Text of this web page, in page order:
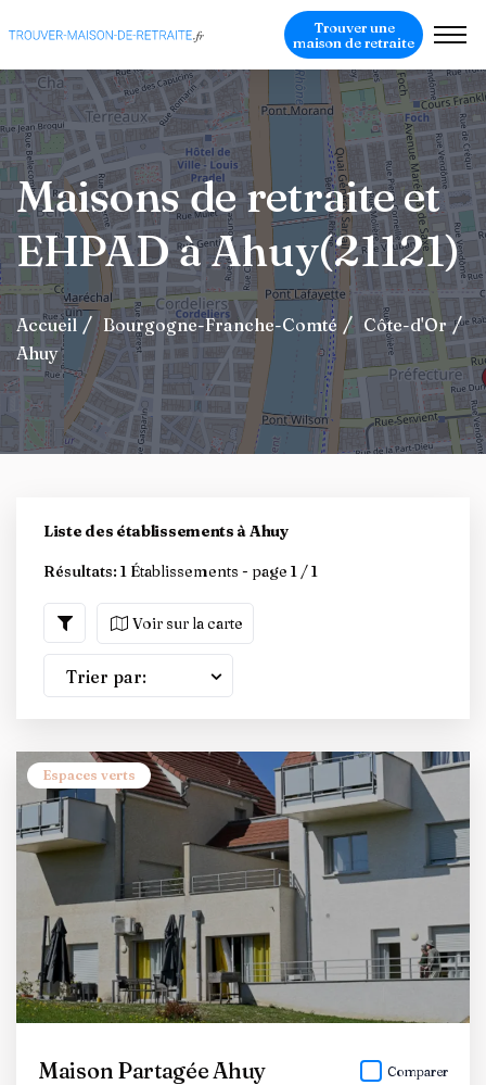
Trouver une
maison de retraite
Maisons de retraite et
EHPAD à Ahuy(21121)
Accueil Bourgogne-Franche-Comté
Côte-d'Or
Ahuy
Liste des établissements à Ahuy
Résultats: 1 Établissements - page 1 / 1
Voir sur la carte
Trier par:
Espaces verts
Maison Partagée Ahuy Comparer